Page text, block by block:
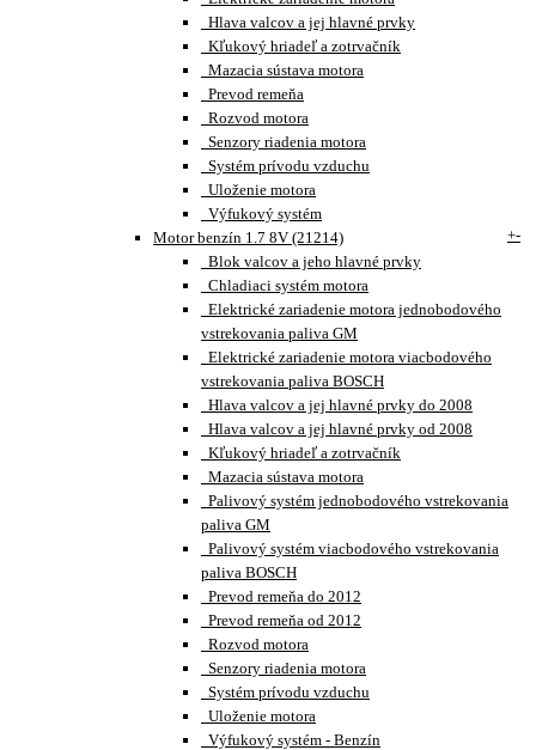
Hlava valcov a jej hlavné prvky
Kľukový hriadeľ a zotrvačník
Mazacia sústava motora
Prevod remeňa
Rozvod motora
Senzory riadenia motora
Systém prívodu vzduchu
Uloženie motora
Výfukový systém
Motor benzín 1.7 8V (21214)
+-
Blok valcov a jeho hlavné prvky
Chladiaci systém motora
Elektrické zariadenie motora jednobodového
vstrekovania paliva GM
Elektrické zariadenie motora viacbodového
vstrekovania paliva BOSCH
Hlava valcov a jej hlavné prvky do 2008
Hlava valcov a jej hlavné prvky od 2008
Kľukový hriadeľ a zotrvačník
Mazacia sústava motora
Palivový systém jednobodového vstrekovania
paliva GM
Palivový systém viacbodového vstrekovania
paliva BOSCH
Prevod remeňa do 2012
Prevod remeňa od 2012
Rozvod motora
Senzory riadenia motora
Systém prívodu vzduchu
Uloženie motora
Výfukový systém - Benzín